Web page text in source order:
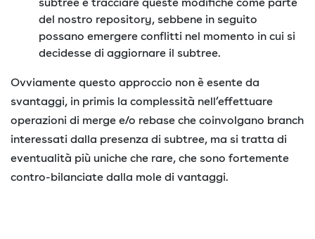
del nostro repository, sebbene in seguito
possano emergere conflitti nel momento in cui si
decidesse di aggiornare il subtree.
Ovviamente questo approccio non è esente da
svantaggi, in primis la complessità nell’effettuare
operazioni di merge e/o rebase che coinvolgano branch
interessati dalla presenza di subtree, ma si tratta di
eventualità più uniche che rare, che sono fortemente
contro-bilanciate dalla mole di vantaggi.